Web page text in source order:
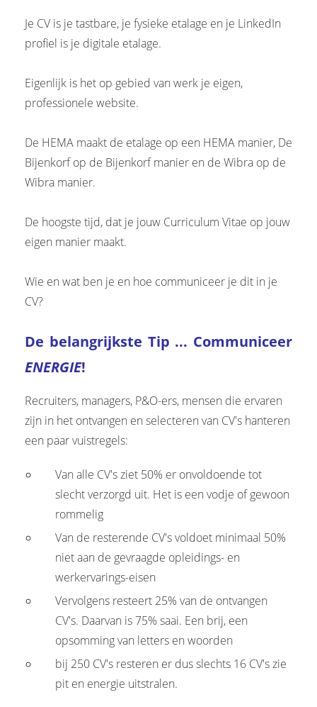
Je CV is je tastbare, je fysieke etalage en je LinkedIn
profiel is je digitale etalage.
Eigenlijk is het op gebied van werk je eigen,
professionele website.
De HEMA maakt de etalage op een HEMA manier, De
Bijenkorf op de Bijenkorf manier en de Wibra op de
Wibra manier.
De hoogste tijd, dat je jouw Curriculum Vitae op jouw
eigen manier maakt.
Wie en wat ben je en hoe communiceer je dit in je
CV?
De belangrijkste Tip ... Communiceer
ENERGIE!
Recruiters, managers, P&O-ers, mensen die ervaren
zijn in het ontvangen en selecteren van CV's hanteren
een paar vuistregels:
Van alle CV's ziet 50% er onvoldoende tot
slecht verzorgd uit. Het is een vodje of gewoon
rommelig
Van de resterende CV's voldoet minimaal 50%
niet aan de gevraagde opleidings- en
werkervarings-eisen
Vervolgens resteert 25% van de ontvangen
CV's. Daarvan is 75% saai. Een brij, een
opsomming van letters en woorden
bij 250 CV's resteren er dus slechts 16 CV's zie
pit en energie uitstralen.